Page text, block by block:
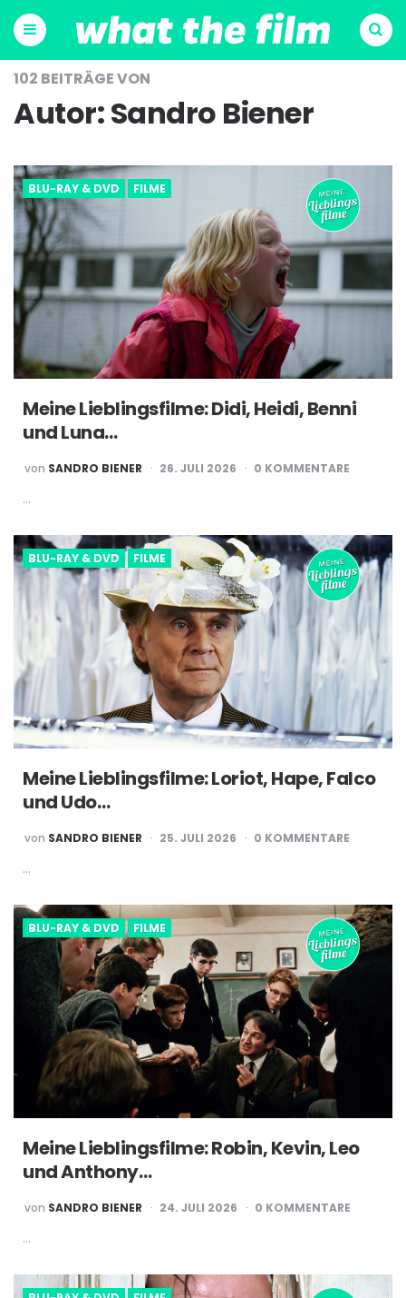
Menu
Suchen
102 BEITRÄGE VON
Autor:Sandro Biener
BLU-RAY & DVD FILME
Meine Lieblingsfilme: Didi, Heidi, Benni
und Luna…
POSTED
BY
von SANDRO BIENER 26. JULI 2026 0 KOMMENTARE
…
BLU-RAY & DVD FILME
Meine Lieblingsfilme: Loriot, Hape, Falco
und Udo…
POSTED
BY
von SANDRO BIENER 25. JULI 2026 0 KOMMENTARE
…
BLU-RAY & DVD FILME
Meine Lieblingsfilme: Robin, Kevin, Leo
und Anthony…
POSTED
BY
von SANDRO BIENER 24. JULI 2026 0 KOMMENTARE
…